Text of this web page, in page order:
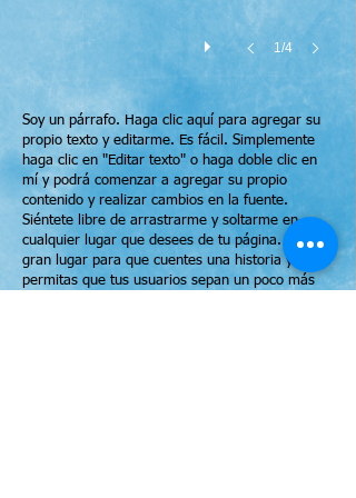
1/4
Soy un párrafo. Haga clic aquí para agregar su
propio texto y editarme. Es fácil. Simplemente
haga clic en "Editar texto" o haga doble clic en
mí y podrá comenzar a agregar su propio
contenido y realizar cambios en la fuente.
Siéntete libre de arrastrarme y soltarme en
cualquier lugar que desees de tu página. Soy un
gran lugar para que cuentes una historia y
permitas que tus usuarios sepan un poco más